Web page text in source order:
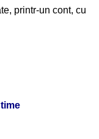
printr-un cont, cu